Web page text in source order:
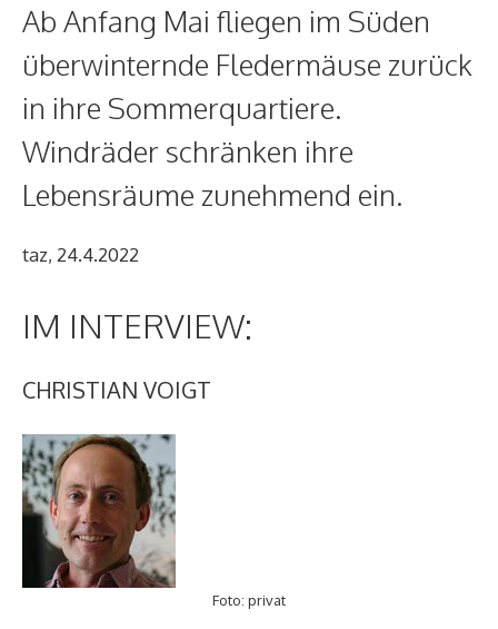
Ab Anfang Mai fliegen im Süden
überwinternde Fledermäuse zurück
in ihre Sommerquartiere.
Windräder schränken ihre
Lebensräume zunehmend ein.
taz, 24.4.2022
IM INTERVIEW:
CHRISTIAN VOIGT
Foto: privat